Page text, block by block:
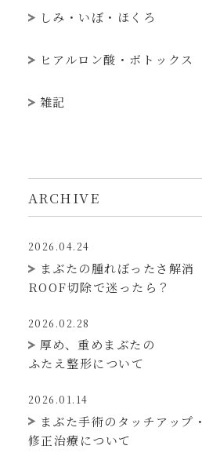
しみ・いぼ・ほくろ
ヒアルロン酸・ボトックス
雑記
ARCHIVE
2026.04.24
まぶたの腫れぼったさ解消
ROOF切除で迷ったら？
2026.02.28
厚め、重めまぶたの
ふたえ整形について
2026.01.14
まぶた手術のタッチアップ・
修正治療について